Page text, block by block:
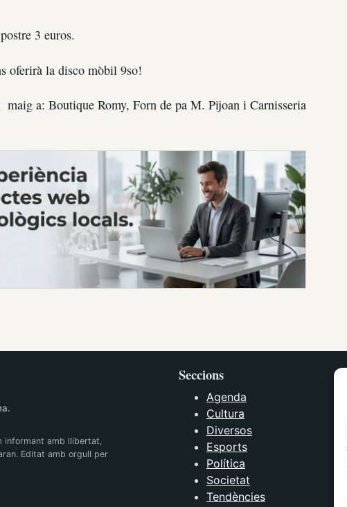
3 euros.
oferirà la disco mòbil 9so!
a: Boutique Romy, Forn de pa M. Pijoan i Carnisseria
informant amb llibertat,
Editat amb orgull per
Seccions
Agenda
Cultura
Diversos
Esports
Política
Societat
Tendències